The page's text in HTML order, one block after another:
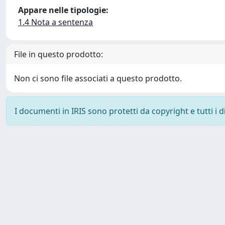
Appare nelle tipologie:
1.4 Nota a sentenza
File in questo prodotto:
Non ci sono file associati a questo prodotto.
I documenti in IRIS sono protetti da copyright e tutti i